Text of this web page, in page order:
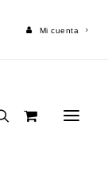
Mi cuenta